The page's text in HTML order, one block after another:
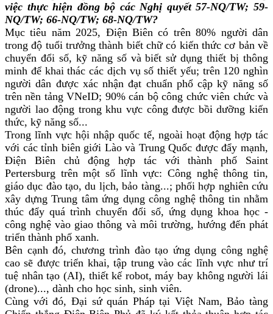
việc thực hiện đồng bộ các Nghị quyết 57-NQ/TW; 59-
NQ/TW; 66-NQ/TW; 68-NQ/TW?
Mục tiêu năm 2025, Điện Biên có trên 80% người dân
trong độ tuổi trưởng thành biết chữ có kiến thức cơ bản về
chuyển đổi số, kỹ năng số và biết sử dụng thiết bị thông
minh để khai thác các dịch vụ số thiết yếu; trên 120 nghìn
người dân được xác nhận đạt chuẩn phổ cập kỹ năng số
trên nền tảng VNeID; 90% cán bộ công chức viên chức và
người lao động trong khu vực công được bồi dưỡng kiến
thức, kỹ năng số...
Trong lĩnh vực hội nhập quốc tế, ngoài hoạt động hợp tác
với các tỉnh biên giới Lào và Trung Quốc được đẩy mạnh,
Điện Biên chủ động hợp tác với thành phố Saint
Pertersburg trên một số lĩnh vực: Công nghệ thông tin,
giáo dục đào tạo, du lịch, bảo tàng...; phối hợp nghiên cứu
xây dựng Trung tâm ứng dụng công nghệ thông tin nhằm
thúc đẩy quá trình chuyển đổi số, ứng dụng khoa học -
công nghệ vào giao thông và môi trường, hướng đến phát
triển thành phố xanh.
Bên cạnh đó, chương trình đào tạo ứng dụng công nghệ
cao sẽ được triển khai, tập trung vào các lĩnh vực như trí
tuệ nhân tạo (AI), thiết kế robot, máy bay không người lái
(drone)..., dành cho học sinh, sinh viên.
Cùng với đó, Đại sứ quán Pháp tại Việt Nam, Bảo tàng